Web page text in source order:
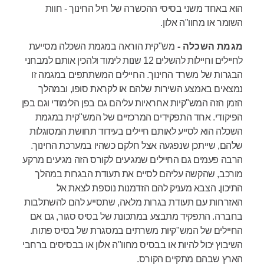
הוא באחד משני בסיסי ההכשרה של חיל החינוך - חוות
השומר או מחוו"ה אלון.
מגמת השכלה - מש"קית הוראה במגמת השכלה מסייעת
לחיילים וחיילות להשלים 12 שנות לימוד ולהכין אותם למבחני
הבגרות של משרד החינוך. החיילים המשתתפים במגמה זו
נמצאים באמצע השירות שלהם או לקראת סופו, ובמהלך
הזמן הזה המש"קיות אחראיות עליהם גם בפן הלימודי וגם בפן
הפיקודי. אחד התפקידים המרכזיים של המש"קית במגמת
השכלה הוא לסייע לאותם חיילים בעידוד תחושת המסוגלות
שלהם, שייתכן שנפגעה אצל חלקם כשהיו במערכת החינוך.
הרבה פעמים גם החיילים שמגיעים לקורס הזה מגיעים מרקע
מורכב, שהקשה עליהם לסיים את תעודת הבגרות במהלך
התיכון. הצבא מעניק להם הזדמנות נוספת לצאת אל
האזרחות עם תעודת בגרות מלאה, שתסייע להם להשתלבות
בחברה. התפקיד מתבצע במתכונת של בסיס סגור, גם אם
החיילים של המש"קיות משרתים במסגרת של בסיס פתוח.
השיבוץ יכול להיות או בבסיס מחוו"ה אלון או בבסיסים ברחבי
הארץ שבהם מתקיים הקורס.